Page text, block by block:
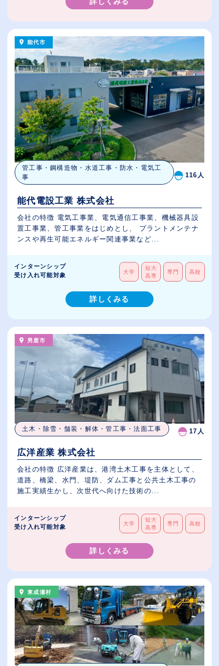
能代市
管工事・鋼構造物・水道工事・防水・電気工
事
116人
能代電設工業 株式会社
会社の特徴 電気工事業、電気通信工事業、機械器具設
置工事業、管工事業をはじめとし、 プラントメンテナ
ンスや再生可能エネルギー関連事業など...
インターンシップ
受け入れ可能対象
大学
短大
高専
専門 高校
詳しくみる
男鹿市
土木・除雪・舗装・解体・管工事・法面工事 17人
広洋産業 株式会社
会社の特徴 広洋産業は、港湾土木工事を主体として、
道路、橋梁、水門、堤防、ダム工事と公共土木工事の
施工実績生かし、次世代へ向けた技術の...
インターンシップ
受け入れ可能対象
大学
短大
高専
専門 高校
詳しくみる
東成瀬村